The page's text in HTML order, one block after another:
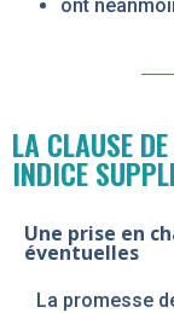
ont
LA CLAUSE
INDICE
Une prise en
éventuelles
La promesse